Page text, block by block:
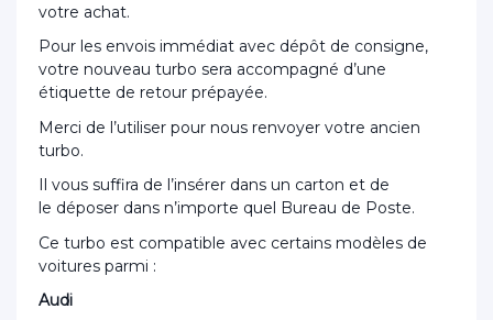
votre achat.
Pour les envois immédiat avec dépôt de consigne,
votre nouveau turbo sera accompagné d’une
étiquette de retour prépayée.
Merci de l’utiliser pour nous renvoyer votre ancien
turbo.
Il vous suffira de l’insérer dans un carton et de
le déposer dans n’importe quel Bureau de Poste.
Ce turbo est compatible avec certains modèles de
voitures parmi :
Audi